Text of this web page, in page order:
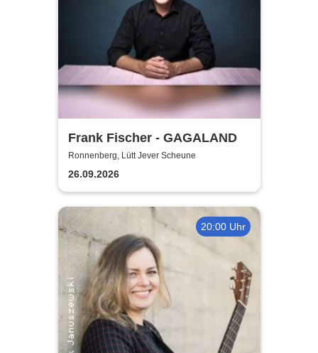
Frank Fischer - GAGALAND
Ronnenberg, Lütt Jever Scheune
26.09.2026
20:00 Uhr